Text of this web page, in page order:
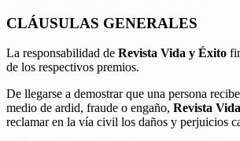
CLÁUSULAS GENERALES
La responsabilidad de Revista Vida y Éxito
de los respectivos premios.
De llegarse a demostrar que una persona
medio de ardid, fraude o engaño, Revista
reclamar en la vía civil los daños y perjuicios